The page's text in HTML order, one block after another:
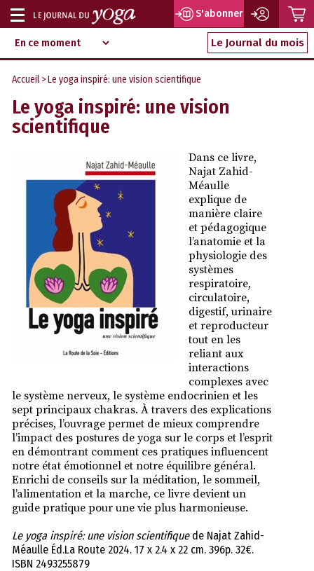
Aller
au
contenu
d‘information
indépendant
Afficher
ou
masquer
navigation
S'abonner
Le Journal du mois
Accueil > Le yoga inspiré: une vision scientifique
Le yoga inspiré: une vision
scientifique
Dans ce livre,
Najat Zahid-
Méaulle
explique de
manière claire
et pédagogique
l’anatomie et la
physiologie des
systèmes
respiratoire,
circulatoire,
digestif, urinaire
et reproducteur
tout en les
reliant aux
interactions
complexes avec
le système nerveux, le système endocrinien et les
sept principaux chakras. À travers des explications
précises, l’ouvrage permet de mieux comprendre
l’impact des postures de yoga sur le corps et l’esprit
en démontrant comment ces pratiques influencent
notre état émotionnel et notre équilibre général.
Enrichi de conseils sur la méditation, le sommeil,
l’alimentation et la marche, ce livre devient un
guide pratique pour une vie plus harmonieuse.
Le yoga inspiré: une vision scientifiquede Najat Zahid-
Méaulle Éd.La Route 2024. 17 x 2.4 x 22 cm. 396p. 32€.
ISBN 2493255879